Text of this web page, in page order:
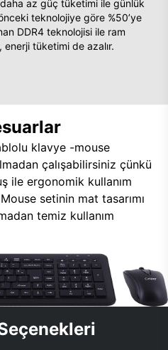
az güç tüketimi ile günlük
önceki teknolojiye göre %50’ye
DDR4 teknolojisi ile ram
enerji tüketimi de azalır.
klavye -mouse
çalışabilirsiniz çünkü
ile ergonomik kullanım
setinin mat tasarımı
temiz kullanım